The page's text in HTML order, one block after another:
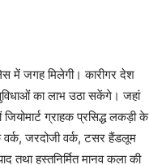
में जगह मिलेगी। कारीगर देश
का लाभ उठा सकेंगे। जहां
ग्राहक प्रसिद्ध लकड़ी के
वर्क, जरदोजी वर्क, टसर हैंडलूम
तथा हस्तनिर्मित मानव कला की